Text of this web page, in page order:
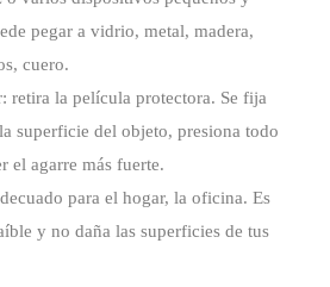
pegar a vidrio, metal, madera,
cuero.
retira la película protectora. Se fija
superficie del objeto, presiona todo
el agarre más fuerte.
para el hogar, la oficina. Es
y no daña las superficies de tus